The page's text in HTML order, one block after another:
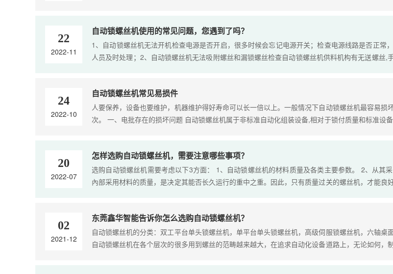
22
2022-11
自动锁螺丝机使用的常见问题，您遇到了吗？
1、自动锁螺丝机无法开机检查电源是否开启，很多时候会忘记电源开关；检查电源线路是否正常
人员及时处理；2、自动锁螺丝机无法吸附螺丝和漏锁螺丝检查自动锁螺丝机供料机构有无送螺丝
24
2022-10
自动锁螺丝机常见易损件
人要保养，设备也要维护，机器维护得好寿命可以长一倍以上。一般情况下自动锁螺丝机​最容易
次。 一、电批存在的损坏问题 自动锁螺丝机属于非标准自动化组装设备,相对于锁付质量和标准设
20
2022-07
怎样选购自动锁螺丝机，需要注意哪些事项？
选购自动锁螺丝机需要考虑以下3方面： 1、自动锁螺丝机的材料质量及各类主要参数。 2、从其
內部采用材料的质量，是决定其能否长久运行的重中之重。因此，只有质量过关的螺丝机，才能良
产所需。....
02
2021-12
东莞鑫华智能告诉你怎么选购自动锁螺丝机？
自动锁螺丝机的分类：双工平台单头锁螺丝机，单平台单头锁螺丝机，高级伺服锁螺丝机，六轴桌
自动锁螺丝机在各个层次的很多用到螺丝的范畴越来越大，在追求自动化设备道路上，无论如何